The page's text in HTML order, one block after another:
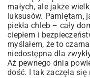
małych, ale jakże
luksusów. Pamiętam,
piekła chleb – cały
ciepłem i
myślałem, że to
niedostępna dla
Aż pewnego dnia
dość. I tak zaczęła